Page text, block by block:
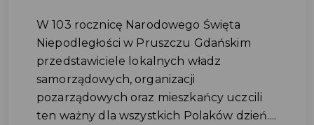
W 103 rocznicę Narodowego Święta
Niepodległości w Pruszczu Gdańskim
przedstawiciele lokalnych władz
samorządowych, organizacji
pozarządowych oraz mieszkańcy uczcili
ten ważny dla wszystkich Polaków dzień....